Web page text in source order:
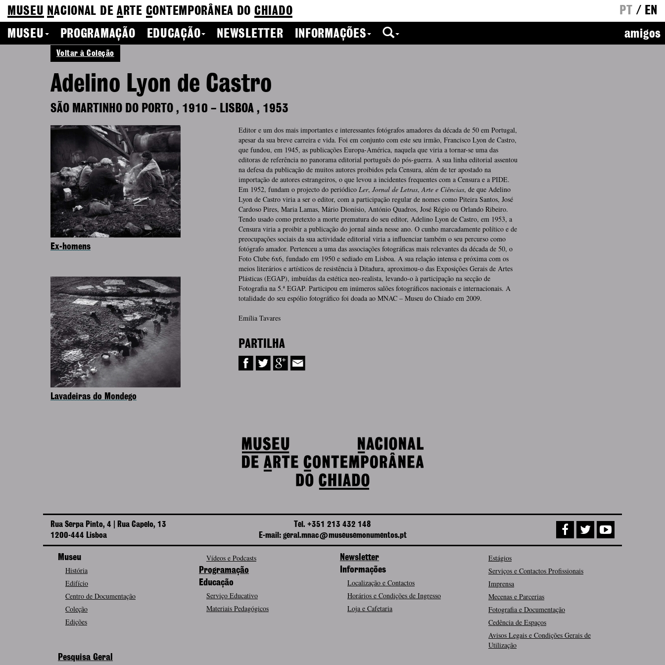
MUSEU NACIONAL DEA RTE CONTEMPORÂNEA DO CHIADO PT / EN
MUSEU
PROGRAMAÇÃO EDUCAÇÃO NEWSLETTER INFORMAÇÕES amigos
Voltar à Coleção
Adelino Lyon de Castro
SÃO MARTINHO DO PORTO , 1910 – LISBOA , 1953
Editor e um dos mais importantes e interessantes fotógrafos amadores da década de 50 em Portugal,
apesar da sua breve carreira e vida. Foi em conjunto com este seu irmão, Francisco Lyon de Castro,
que fundou, em 1945, as publicações Europa-América, naquela que viria a tornar-se uma das
editoras de referência no panorama editorial português do pós-guerra. A sua linha editorial assentou
na defesa da publicação de muitos autores proibidos pela Censura, além de ter apostado na
importação de autores estrangeiros, o que levou a incidentes frequentes com a Censura e a PIDE.
Em 1952, fundam o projecto do periódico Ler, Jornal de Letras,Arte e Ciências, de que Adelino
Lyon de Castro viria a ser o editor, com a participação regular de nomes como Piteira Santos, José
Cardoso Pires, Maria Lamas, Mário Dionísio, António Quadros, José Régio ou Orlando Ribeiro.
Tendo usado como pretexto a morte prematura do seu editor, Adelino Lyon de Castro, em 1953, a
Censura viria a proibir a publicação do jornal ainda nesse ano. O cunho marcadamente político e de
preocupações sociais da sua actividade editorial viria a influenciar também o seu percurso como
fotógrafo amador. Pertenceu a uma das associações fotográficas mais relevantes da década de 50, o
Foto Clube 6x6, fundado em 1950 e sediado em Lisboa. A sua relação intensa e próxima com os
meios literários e artísticos de resistência à Ditadura, aproximou-o das Exposições Gerais de Artes
Plásticas (EGAP), imbuídas da estética neo-realista, levando-o à participação na secção de
Fotografia na 5.ª EGAP. Participou em inúmeros salões fotográficos nacionais e internacionais. A
totalidade do seu espólio fotográfico foi doada ao MNAC – Museu do Chiado em 2009.
Emília Tavares
PARTILHA
Ex-homens
Lavadeiras do Mondego
Rua Serpa Pinto, 4 | Rua Capelo, 13
1200-444 Lisboa
Tel. +351 213 432 148
E-mail: geral.mnac@museusemonumentos.pt
Museu
História
Edifício
Centro de Documentação
Coleção
Edições
Vídeos e Podcasts
Programação
Educação
Serviço Educativo
Materiais Pedagógicos
Newsletter
Informações
Localização e Contactos
Horários e Condições de Ingresso
Loja e Cafetaria
Estágios
Serviços e Contactos Profissionais
Imprensa
Mecenas e Parcerias
Fotografia e Documentação
Cedência de Espaços
Avisos Legais e Condições Gerais de
Utilização
Pesquisa Geral